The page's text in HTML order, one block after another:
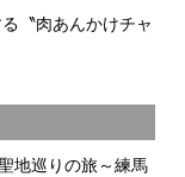
〝肉あんかけチャ
地巡りの旅～練馬